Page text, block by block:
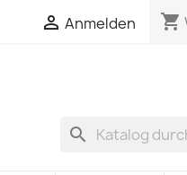
 Anmelden shopping_cart
search